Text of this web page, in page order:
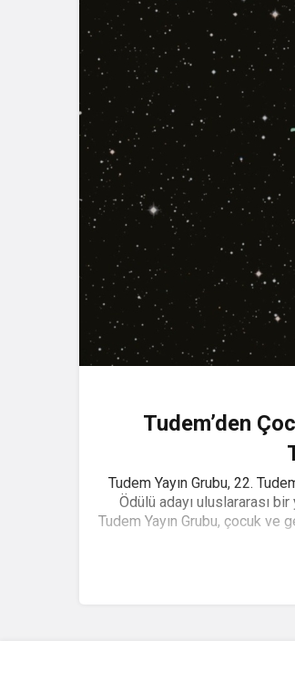
Tudem’den
Tudem Yayın Grubu, 22.
Ödülü adayı uluslararası bir
Tudem Yayın Grubu, çocuk